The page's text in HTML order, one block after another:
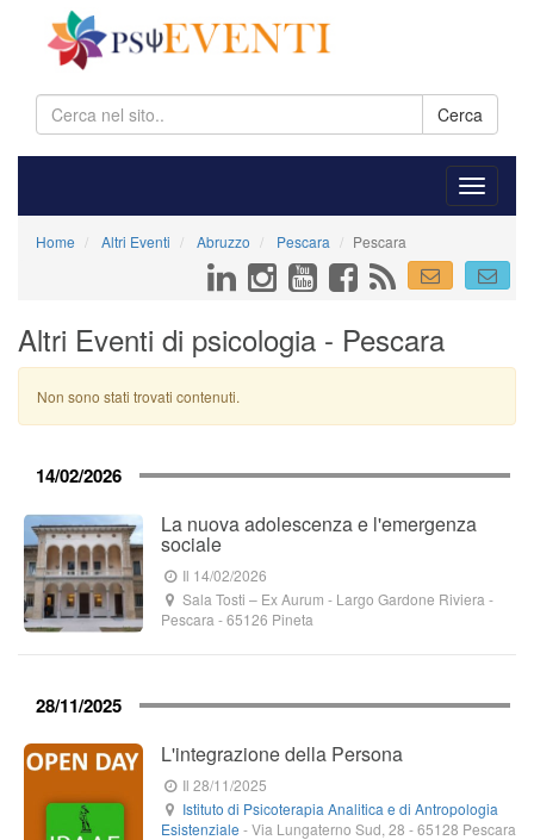
Cerca
Home Altri Eventi Abruzzo Pescara Pescara
Altri Eventi di psicologia - Pescara
Non sono stati trovati contenuti.
14/02/2026
La nuova adolescenza e l'emergenza
sociale
Il 14/02/2026
Sala Tosti – Ex Aurum - Largo Gardone Riviera -
Pescara -65126 Pineta
28/11/2025
L'integrazione della Persona
Il 28/11/2025
Istituto di Psicoterapia Analitica e di Antropologia
Esistenziale -Via Lungaterno Sud, 28 -65128 Pescara